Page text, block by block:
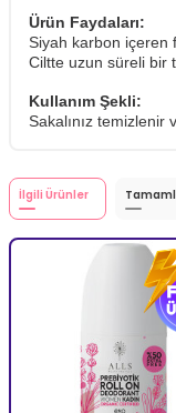
Ürün Faydaları:
Siyah karbon içeren
Ciltte uzun süreli bir
Kullanım Şekli:
Sakalınız temizlenir
İlgili Ürünler